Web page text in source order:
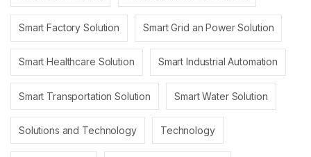
Smart Factory Solution Smart Grid an Power Solution
Smart Healthcare Solution Smart Industrial Automation
Smart Transportation Solution Smart Water Solution
Solutions and Technology Technology